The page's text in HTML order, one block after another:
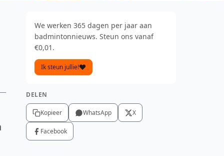
We werken 365 dagen per jaar aan
badmintonnieuws. Steun ons vanaf
€0,01.
Ik steun jullie!
DELEN
Kopieer WhatsApp X
Facebook